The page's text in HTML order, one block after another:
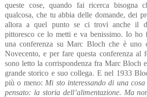
queste cose, quando fai ricerca bisogna
qualcosa, che tu abbia delle domande, dei
allora a quel punto se ci trovi anche il
pittoresco ce lo metti e va benissimo. Io ho
una conferenza su Marc Bloch che è uno
Novecento, e per fare questa conferenza al
sono letto la corrispondenza fra Marc Bloch
grande storico e suo collega. E nel 1933
più o meno: Mi sto interessando di una
pensato: la storia dell’alimentazione. Ma